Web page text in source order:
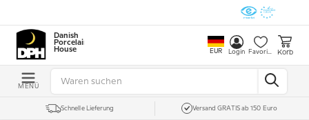
Danish
Porcelain
House
EUR Login Favoriten Korb
MENÜ
Schnelle Lieferung Versand GRATIS ab 150 Euro